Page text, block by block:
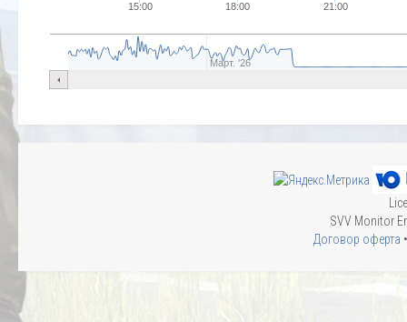
15:00 18:00 21:00
Март. '26
SVV Monitor
Договор оферта